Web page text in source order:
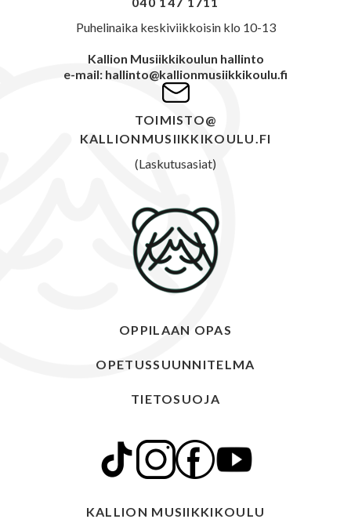
Puhelinaika keskiviikkoisin klo 10-13
Kallion Musiikkikoulun hallinto
e-mail: hallinto@kallionmusiikkikoulu.fi
TOIMISTO@
KALLIONMUSIIKKIKOULU.FI
(Laskutusasiat)
OPPILAAN OPAS
OPETUSSUUNNITELMA
TIETOSUOJA
KALLION MUSIIKKIKOULU